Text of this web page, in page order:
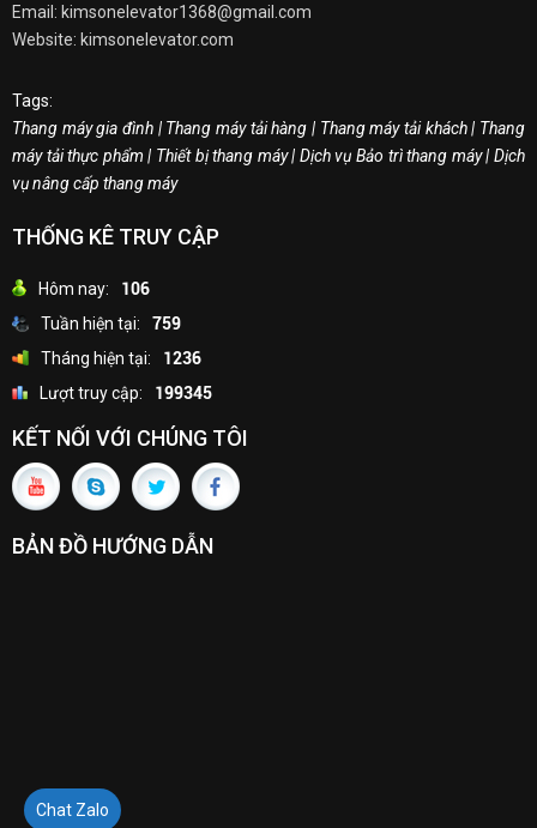
Chat Zalo
Email: kimsonelevator1368@gmail.com
Website: kimsonelevator.com
Tags:
Thang máy gia đình | Thang máy tải hàng | Thang máy tải khách| Thang
máy tải thực phẩm | Thiết bị thang máy| Dịch vụ Bảo trì thang máy|Dịch
vụ nâng cấp thang máy
THỐNG KÊ TRUY CẬP
Hôm nay:
106
Tuần hiện tại:
759
Tháng hiện tại:
1236
Lượt truy cập:
199345
KẾT NỐI VỚI CHÚNG TÔI
BẢN ĐỒ HƯỚNG DẪN